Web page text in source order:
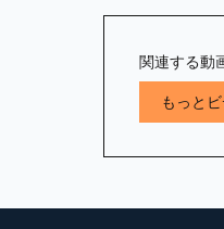
関連する動
もっと